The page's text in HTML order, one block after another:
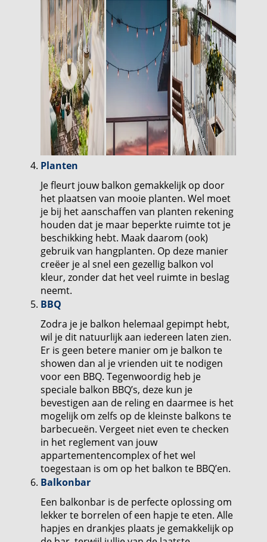
Planten
Je fleurt jouw balkon gemakkelijk op door
het plaatsen van mooie planten. Wel moet
je bij het aanschaffen van planten rekening
houden dat je maar beperkte ruimte tot je
beschikking hebt. Maak daarom (ook)
gebruik van hangplanten. Op deze manier
creëer je al snel een gezellig balkon vol
kleur, zonder dat het veel ruimte in beslag
neemt.
BBQ
Zodra je je balkon helemaal gepimpt hebt,
wil je dit natuurlijk aan iedereen laten zien.
Er is geen betere manier om je balkon te
showen dan al je vrienden uit te nodigen
voor een BBQ. Tegenwoordig heb je
speciale balkon BBQ’s, deze kun je
bevestigen aan de reling en daarmee is het
mogelijk om zelfs op de kleinste balkons te
barbecueën. Vergeet niet even te checken
in het reglement van jouw
appartementencomplex of het wel
toegestaan is om op het balkon te BBQ’en.
Balkonbar
Een balkonbar is de perfecte oplossing om
lekker te borrelen of een hapje te eten. Alle
hapjes en drankjes plaats je gemakkelijk op